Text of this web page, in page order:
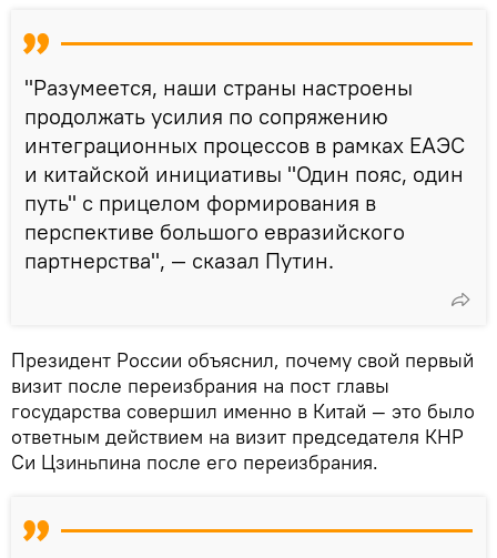
"Разумеется, наши страны настроены
продолжать усилия по сопряжению
интеграционных процессов в рамках ЕАЭС
и китайской инициативы "Один пояс, один
путь" с прицелом формирования в
перспективе большого евразийского
партнерства", — сказал Путин.
Президент России объяснил, почему свой первый
визит после переизбрания на пост главы
государства совершил именно в Китай — это было
ответным действием на визит председателя КНР
Си Цзиньпина после его переизбрания.